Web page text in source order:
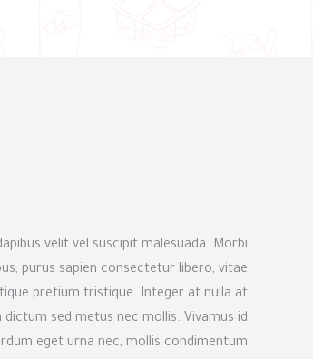
velit vel suscipit malesuada. Morbi
purus sapien consectetur libero, vitae
pretium tristique. Integer at nulla at
sed metus nec mollis. Vivamus id
eget urna nec, mollis condimentum